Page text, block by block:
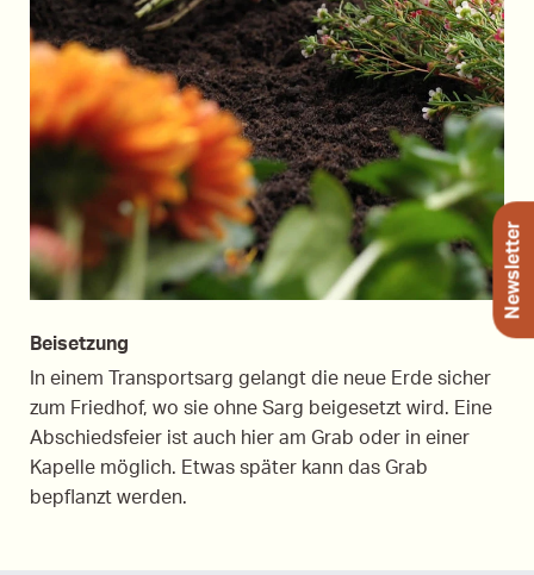
Beisetzung
In einem Transportsarg gelangt die neue Erde sicher
zum Friedhof, wo sie ohne Sarg beigesetzt wird. Eine
Abschiedsfeier ist auch hier am Grab oder in einer
Kapelle möglich. Etwas später kann das Grab
bepflanzt werden.
Newsletter